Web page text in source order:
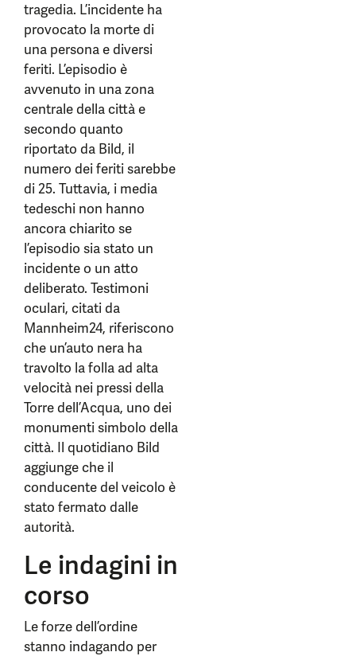
tragedia. L’incidente ha
provocato la morte di
una persona e diversi
feriti. L’episodio è
avvenuto in una zona
centrale della città e
secondo quanto
riportato da Bild, il
numero dei feriti sarebbe
di 25. Tuttavia, i media
tedeschi non hanno
ancora chiarito se
l’episodio sia stato un
incidente o un atto
deliberato. Testimoni
oculari, citati da
Mannheim24, riferiscono
che un’auto nera ha
travolto la folla ad alta
velocità nei pressi della
Torre dell’Acqua, uno dei
monumenti simbolo della
città. Il quotidiano Bild
aggiunge che il
conducente del veicolo è
stato fermato dalle
autorità.
Le indagini in
corso
Le forze dell’ordine
stanno indagando per